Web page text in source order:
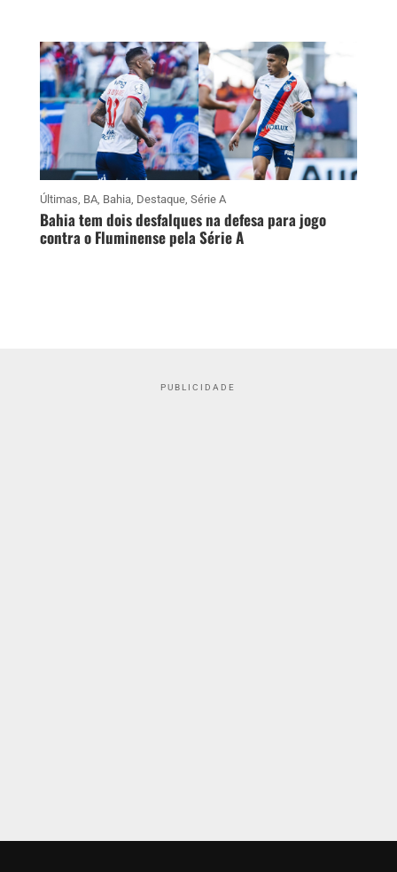
Últimas, BA, Bahia, Destaque, Série A
Bahia tem dois desfalques na defesa para jogo
contra o Fluminense pela Série A
PUBLICIDADE